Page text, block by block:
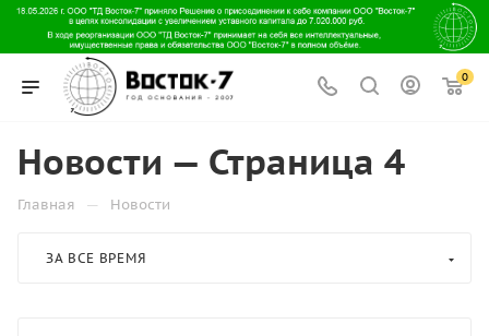
0
Новости — Страница 4
Главная — Новости
ЗА ВСЕ ВРЕМЯ